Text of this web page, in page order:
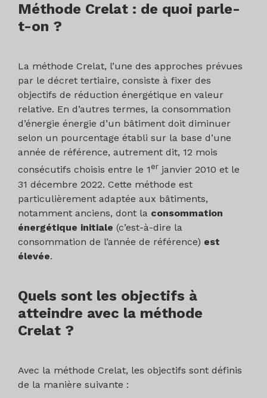
Méthode Crelat : de quoi parle-
t-on ?
La méthode Crelat, l’une des approches prévues
par le décret tertiaire, consiste à fixer des
objectifs de réduction énergétique en valeur
relative. En d’autres termes, la consommation
d’énergie énergie d’un bâtiment doit diminuer
selon un pourcentage établi sur la base d’une
année de référence, autrement dit, 12 mois
consécutifs choisis entre le 1 er janvier 2010 et le
31 décembre 2022. Cette méthode est
particulièrement adaptée aux bâtiments,
notamment anciens, dont la consommation
énergétique initiale (c’est-à-dire la
consommation de l’année de référence) est
élevée.
Quels sont les objectifs à
atteindre avec la méthode
Crelat ?
Avec la méthode Crelat, les objectifs sont définis
de la manière suivante :